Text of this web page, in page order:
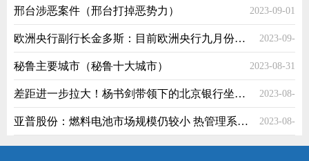
01
邢台涉恶案件（邢台打掉恶势力） 2023-09-01
欧洲央行副行长金多斯：目前欧洲央行九月份的决策仍然未确定 2023-09-
01
秘鲁主要城市（秘鲁十大城市） 2023-08-31
差距进一步拉大！杨书剑带领下的北京银行坐稳了第二把交椅？ 2023-08-
31
亚普股份：燃料电池市场规模仍较小 热管理系统已获初步意向订单|直击业绩会 2023-08-
31